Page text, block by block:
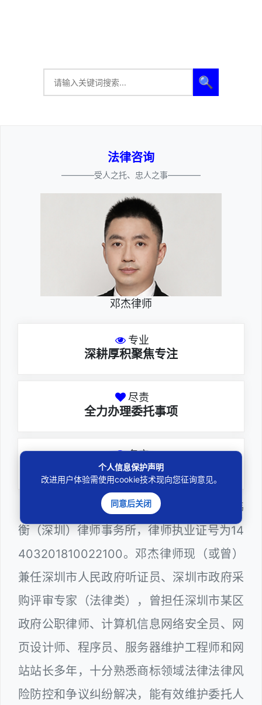
🔍
法律咨询
————受人之托、忠人之事————
邓杰律师
专业
深耕厚积聚焦专注
尽责
全力办理委托事项
务实
扎实维护合法权益
邓杰律师，法律硕士，执业于北京市炜
衡（深圳）律师事务所，律师执业证号为14
403201810022100。邓杰律师现（或曾）
兼任深圳市人民政府听证员、深圳市政府采
购评审专家（法律类），曾担任深圳市某区
政府公职律师、计算机信息网络安全员、网
页设计师、程序员、服务器维护工程师和网
站站长多年，十分熟悉商标领域法律法律风
险防控和争议纠纷解决，能有效维护委托人
个人信息保护声明
改进用户体验需使用cookie技术现向您征询意见。
同意后关闭